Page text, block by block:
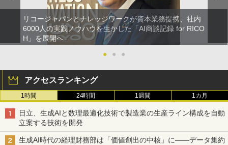
リコージャパンとナレッジワークが資本業務提携、社内
6000人の実践ノウハウを生かした「AI商談記録 for RICO
H」を展開へ
●
● ●
アクセスランキング
1時間 24時間 1週間 1カ月
日立、生成AIと数理最適化技術で製造業の生産ライン構成を自動
立案する技術を開発
生成AI時代の経理財務部は「価値創出の中核」に――データ集約